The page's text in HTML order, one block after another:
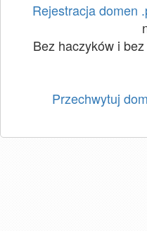
Rejestracja domen
Bez haczyków i
Przechwytuj